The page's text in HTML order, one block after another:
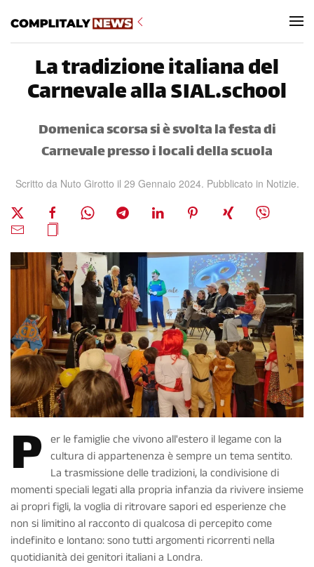
La tradizione italiana del
Carnevale alla SIAL.school
Domenica scorsa si è svolta la festa di
Carnevale presso i locali della scuola
Scritto da Nuto Girotto il 29 Gennaio 2024. Pubblicato in Notizie.
P er le famiglie che vivono all'estero il legame con la
cultura di appartenenza è sempre un tema sentito.
La trasmissione delle tradizioni, la condivisione di
momenti speciali legati alla propria infanzia da rivivere insieme
ai propri figli, la voglia di ritrovare sapori ed esperienze che
non si limitino al racconto di qualcosa di percepito come
indefinito e lontano: sono tutti argomenti ricorrenti nella
quotidianità dei genitori italiani a Londra.